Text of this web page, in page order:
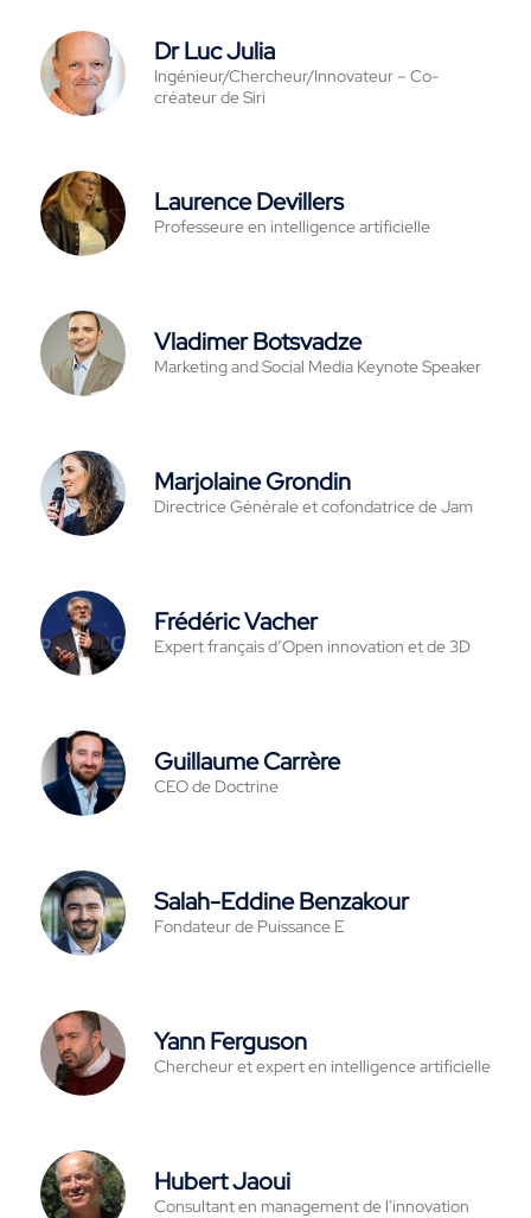
Dr Luc Julia
Ingénieur/Chercheur/Innovateur – Co-
créateur de Siri
Laurence Devillers
Professeure en intelligence artificielle
Vladimer Botsvadze
Marketing and Social Media Keynote Speaker
Marjolaine Grondin
Directrice Générale et cofondatrice de Jam
Frédéric Vacher
Expert français d’Open innovation et de 3D
Guillaume Carrère
CEO de Doctrine
Salah-Eddine Benzakour
Fondateur de Puissance E
Yann Ferguson
Chercheur et expert en intelligence artificielle
Hubert Jaoui
Consultant en management de l'innovation